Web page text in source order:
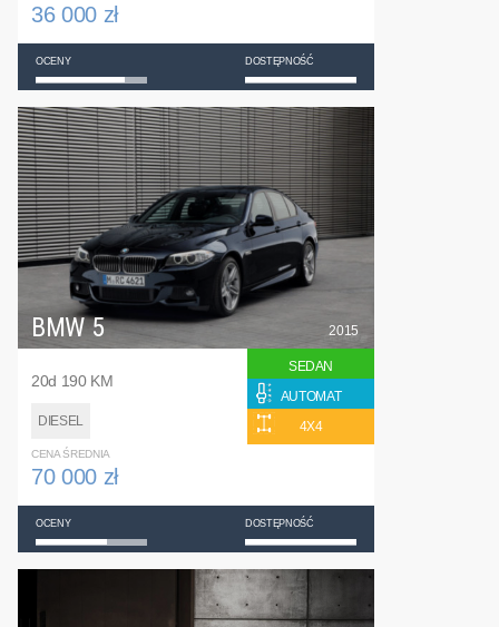
36 000 zł
OCENY DOSTĘPNOŚĆ
BMW 5
20d 190 KM
DIESEL
2015
SEDAN
AUTOMAT
4X4
CENA ŚREDNIA
70 000 zł
OCENY DOSTĘPNOŚĆ